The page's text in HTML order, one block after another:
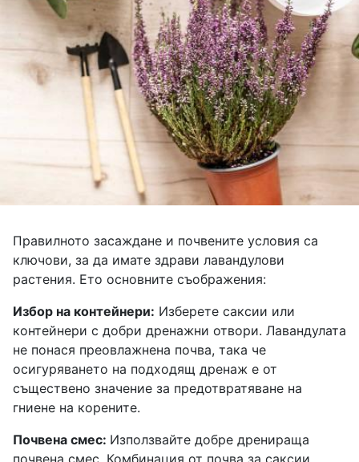
Правилното засаждане и почвените условия са
ключови, за да имате здрави лавандулови
растения. Ето основните съображения:
Избор на контейнери: Изберете саксии или
контейнери с добри дренажни отвори. Лавандулата
не понася преовлажнена почва, така че
осигуряването на подходящ дренаж е от
съществено значение за предотвратяване на
гниене на корените.
Почвена смес: Използвайте добре дренираща